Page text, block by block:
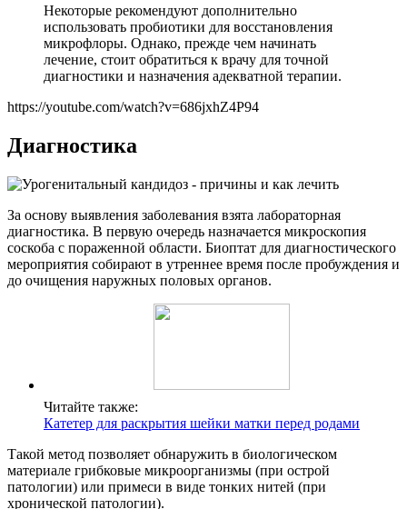
Некоторые рекомендуют дополнительно
использовать пробиотики для восстановления
микрофлоры. Однако, прежде чем начинать
лечение, стоит обратиться к врачу для точной
диагностики и назначения адекватной терапии.
https://youtube.com/watch?v=686jxhZ4P94
Диагностика
За основу выявления заболевания взята лабораторная
диагностика. В первую очередь назначается микроскопия
соскоба с пораженной области. Биоптат для диагностического
мероприятия собирают в утреннее время после пробуждения и
до очищения наружных половых органов.
Читайте также:
Катетер для раскрытия шейки матки перед родами
Такой метод позволяет обнаружить в биологическом
материале грибковые микроорганизмы (при острой
патологии) или примеси в виде тонких нитей (при
хронической патологии).